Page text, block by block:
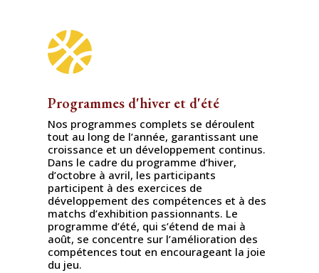

Programmes d'hiver et d'été
Nos programmes complets se déroulent
tout au long de l’année, garantissant une
croissance et un développement continus.
Dans le cadre du programme d’hiver,
d’octobre à avril, les participants
participent à des exercices de
développement des compétences et à des
matchs d’exhibition passionnants. Le
programme d’été, qui s’étend de mai à
août, se concentre sur l’amélioration des
compétences tout en encourageant la joie
du jeu.